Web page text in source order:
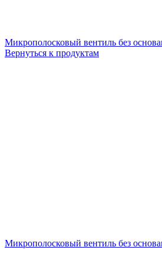
Микрополосковый вентиль без
Вернуться к продуктам
Микрополосковый вентиль без